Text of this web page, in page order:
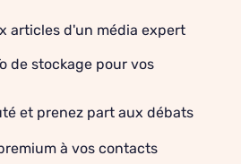
articles d'un média expert
de stockage pour vos
et prenez part aux débats
à vos contacts